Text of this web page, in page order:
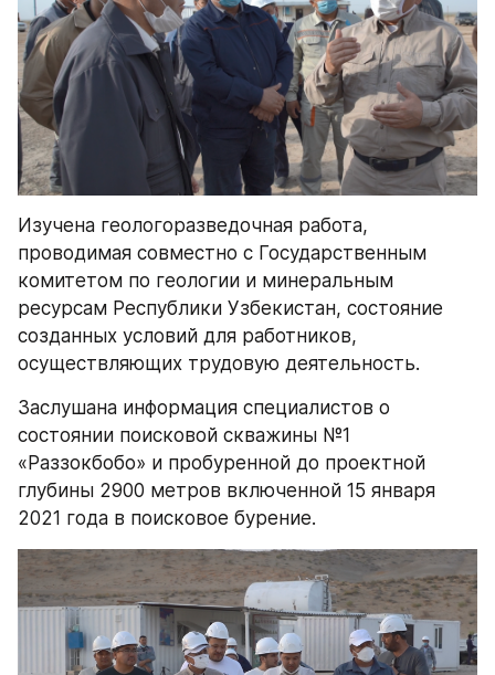
Изучена геологоразведочная работа,
проводимая совместно с Государственным
комитетом по геологии и минеральным
ресурсам Республики Узбекистан, состояние
созданных условий для работников,
осуществляющих трудовую деятельность.
Заслушана информация специалистов о
состоянии поисковой скважины №1
«Раззокбобо» и пробуренной до проектной
глубины 2900 метров включенной 15 января
2021 года в поисковое бурение.